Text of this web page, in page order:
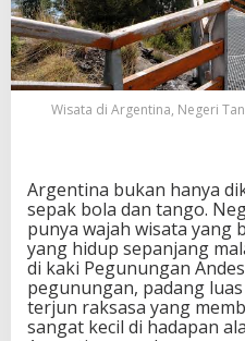
e
r
i
T
a
n
a
n
g
M
e
n
y
i
Wisata di Argentina, Negeri
Argentina bukan hanya
sepak bola dan tango.
punya wajah wisata yang
yang hidup sepanjang
di kaki Pegunungan
pegunungan, padang
terjun raksasa yang
sangat kecil di hadapan